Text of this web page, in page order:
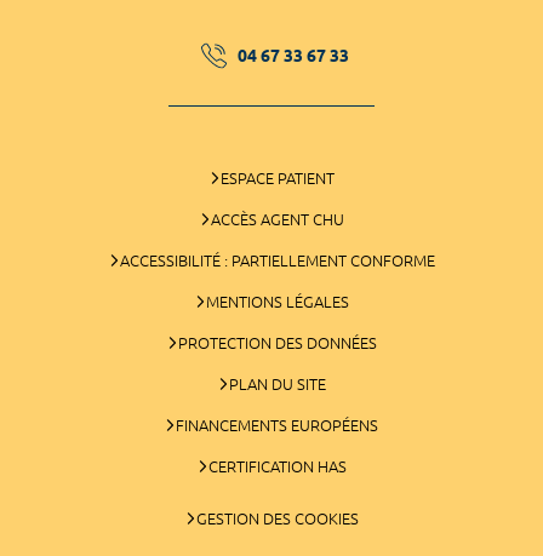
04 67 33 67 33
ESPACE PATIENT
ACCÈS AGENT CHU
ACCESSIBILITÉ : PARTIELLEMENT CONFORME
MENTIONS LÉGALES
PROTECTION DES DONNÉES
PLAN DU SITE
FINANCEMENTS EUROPÉENS
CERTIFICATION HAS
GESTION DES COOKIES